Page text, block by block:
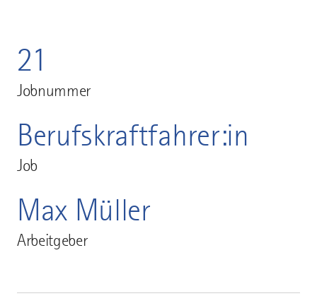
21
Jobnummer
Berufskraftfahrer:in
Job
Max Müller
Arbeitgeber